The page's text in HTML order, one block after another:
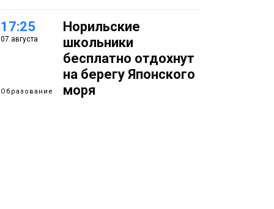
17:25
07 августа
Образование
Норильские
школьники
бесплатно отдохнут
на берегу Японского
моря